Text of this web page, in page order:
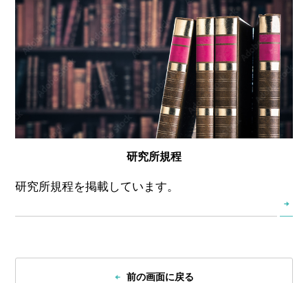
研究所規程
研究所規程を掲載しています。
前の画面に戻る